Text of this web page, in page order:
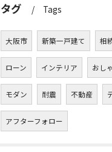
タグ Tags
大阪市 新築一戸建て 相
ローン インテリア おし
モダン 耐震 不動産
アフターフォロー